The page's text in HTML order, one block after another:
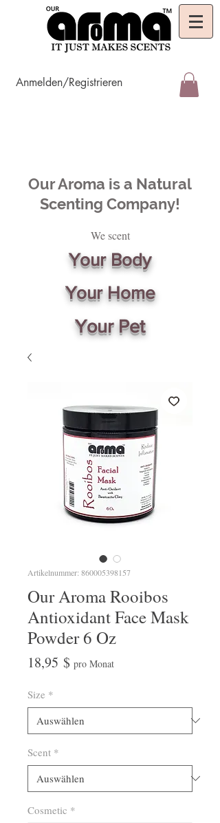
Anmelden/Registrieren
Our Aroma is a Natural
Scenting Company!
We scent
Your Body
Your Home
Your Pet
Artikelnummer: 860005398157
Our Aroma Rooibos
Antioxidant Face Mask
Powder 6 Oz
18,95 $ Preis
pro Monat
Size *
Scent *
Cosmetic *